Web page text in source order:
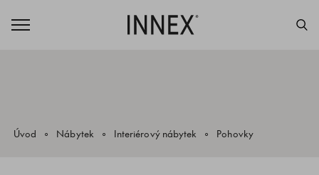
Úvod Nábytek Interiérový nábytek Pohovky